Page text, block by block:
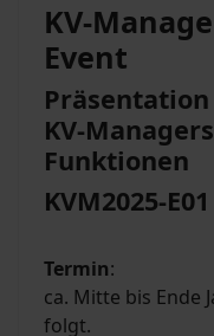
KV-
Event
KV-
Funktionen
KVM2025-E01
Termin:
ca. Mitte bis Ende
folgt.